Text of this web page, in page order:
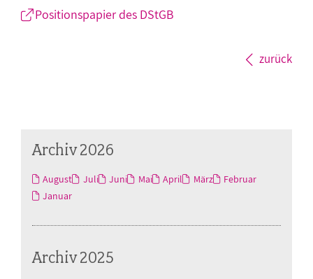
Positionspapier des DStGB
zurück
Archiv 2026
August Juli Juni Mai April März
Februar
Januar
Archiv 2025